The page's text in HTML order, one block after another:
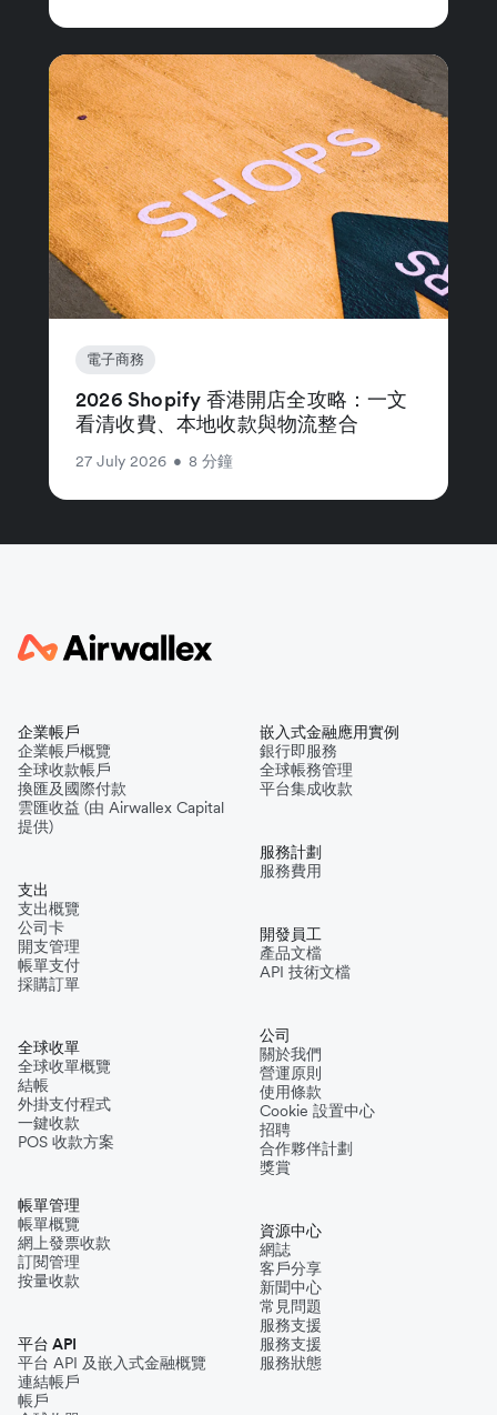
電子商務
2026 Shopify 香港開店全攻略：一文
看清收費、本地收款與物流整合
27 July 2026 • 8 分鐘
企業帳戶
企業帳戶概覽
全球收款帳戶
換匯及國際付款
雲匯收益 (由 Airwallex Capital
提供)
支出
支出概覽
公司卡
開支管理
帳單支付
採購訂單
全球收單
全球收單概覽
結帳
外掛支付程式
一鍵收款
POS 收款方案
帳單管理
帳單概覽
網上發票收款
訂閱管理
按量收款
平台 API
平台 API 及嵌入式金融概覽
連結帳戶
帳戶
嵌入式金融應用實例
銀行即服務
全球帳務管理
平台集成收款
服務計劃
服務費用
開發員工
產品文檔
API 技術文檔
公司
關於我們
營運原則
使用條款
Cookie 設置中心
招聘
合作夥伴計劃
獎賞
資源中心
網誌
客戶分享
新聞中心
常見問題
服務支援
服務支援
服務狀態